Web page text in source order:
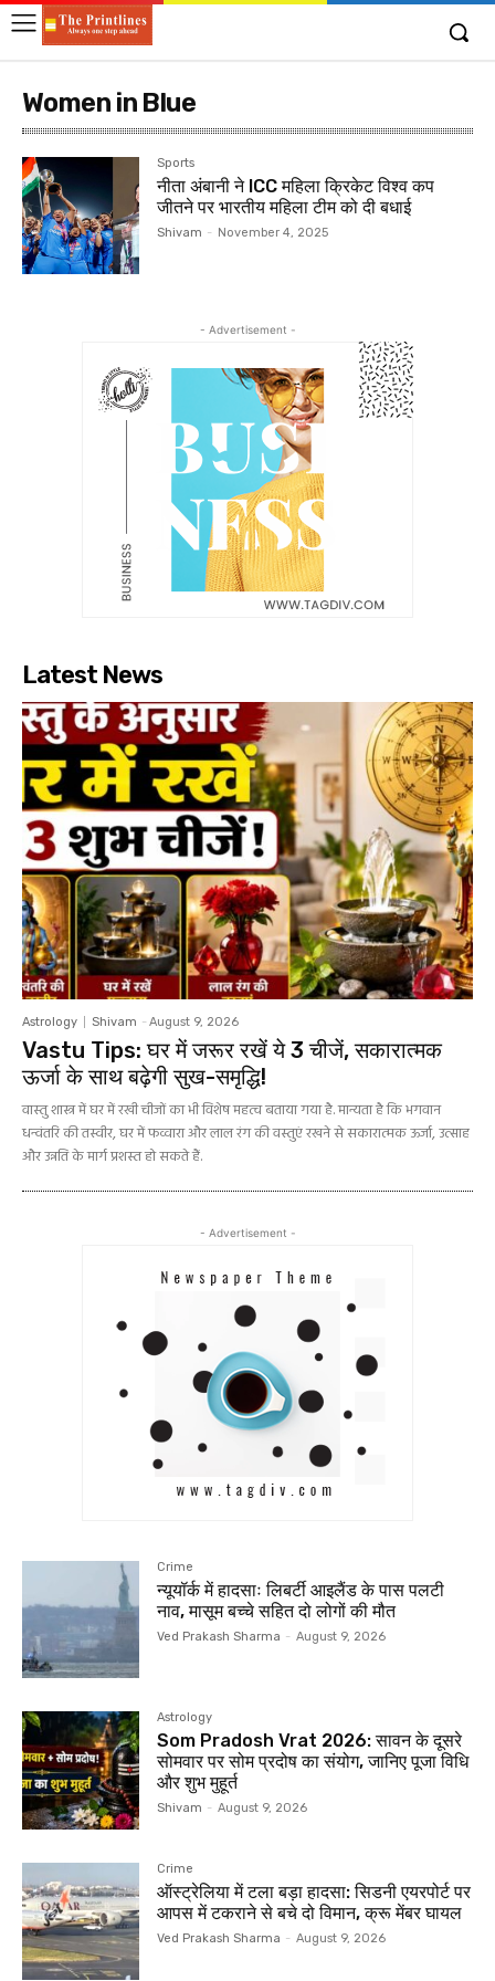
Women in Blue
Sports
नीता अंबानी ने ICC महिला क्रिकेट विश्व कप
जीतने पर भारतीय महिला टीम को दी बधाई
Shivam - November 4, 2025
- Advertisement -
Latest News
Astrology Shivam - August 9, 2026
Vastu Tips: घर में जरूर रखें ये 3 चीजें, सकारात्मक
ऊर्जा के साथ बढ़ेगी सुख-समृद्धि!
वास्तु शास्त्र में घर में रखी चीजों का भी विशेष महत्व बताया गया है. मान्यता है कि भगवान
धन्वंतरि की तस्वीर, घर में फव्वारा और लाल रंग की वस्तुएं रखने से सकारात्मक ऊर्जा, उत्साह
और उन्नति के मार्ग प्रशस्त हो सकते हैं.
- Advertisement -
Crime
न्यूयॉर्क में हादसाः लिबर्टी आइलैंड के पास पलटी
नाव, मासूम बच्चे सहित दो लोगों की मौत
Ved Prakash Sharma - August 9, 2026
Astrology
Som Pradosh Vrat 2026: सावन के दूसरे
सोमवार पर सोम प्रदोष का संयोग, जानिए पूजा विधि
और शुभ मुहूर्त
Shivam - August 9, 2026
Crime
ऑस्ट्रेलिया में टला बड़ा हादसा: सिडनी एयरपोर्ट पर
आपस में टकराने से बचे दो विमान, क्रू मेंबर घायल
Ved Prakash Sharma - August 9, 2026